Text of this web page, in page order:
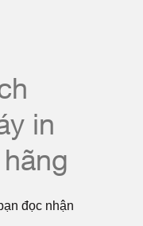
in
đọc nhận